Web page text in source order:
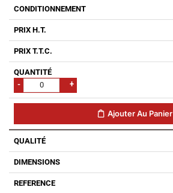
- +
Ajouter Au Panier